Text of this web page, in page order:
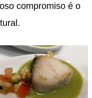
compromiso é o